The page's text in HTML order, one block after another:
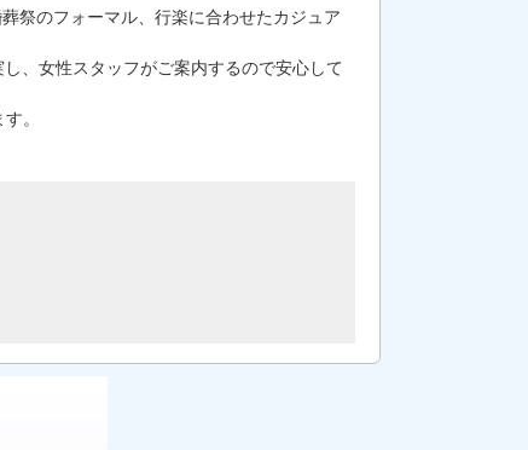
祭のフォーマル、行楽に合わせたカジュア
、女性スタッフがご案内するので安心して
。